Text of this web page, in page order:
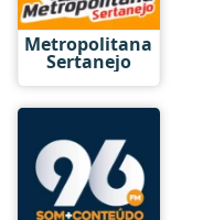
Metropolitana
Sertanejo